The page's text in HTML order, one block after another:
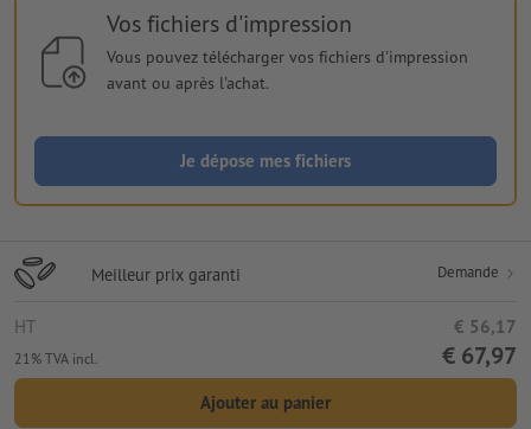
Vos fichiers d'impression
Vous pouvez télécharger vos fichiers d'impression
avant ou après l'achat.
Je dépose mes fichiers
Meilleur prix garanti Demande
HT € 56,17
21% TVA incl. € 67,97
Ajouter au panier